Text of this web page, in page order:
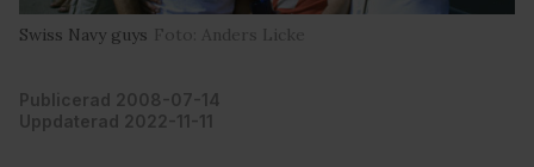
Swiss Navy guys Foto: Anders Licke
Publicerad 2008-07-14
Uppdaterad 2022-11-11